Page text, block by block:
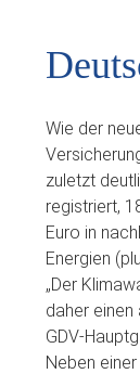
Wie der
zuletzt
registriert,
Euro in
Energien
„Der
daher einen
GDV-
Neben